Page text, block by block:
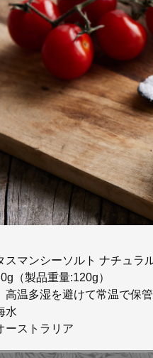
スマンシーソルト ナチュラ
（製品重量:120g）
高温多湿を避けて常温で保
水
ーストラリア